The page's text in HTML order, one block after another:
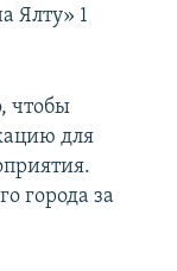
Ялту» 1
чтобы
для
города за